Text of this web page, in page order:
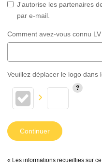
J'autorise les partenaires
par e-mail.
Comment avez-vous connu
Veuillez déplacer le logo dans
Continuer
« Les informations recueillies sur